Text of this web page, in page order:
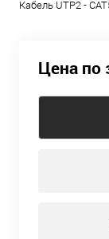
Кабель UTP2 -
Цена по